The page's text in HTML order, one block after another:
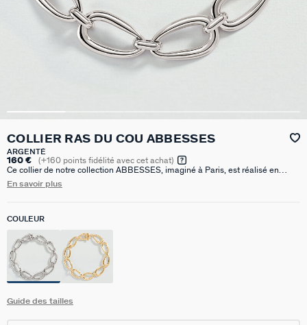
COLLIER RAS DU COU ABBESSES
ARGENTÉ
160 € (+160 points fidélité avec cet achat)
Ce collier de notre collection ABBESSES, imaginé à Paris, est réalisé en
laiton argenté rhodié.Inspirées par les derniers défilés, ces maillons XXL
03850112-064-TU
En savoir plus
COULEUR
Guide des tailles